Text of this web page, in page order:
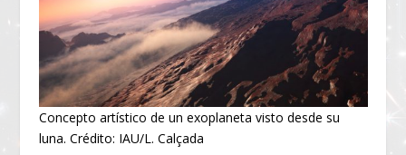
Concepto artístico de un exoplaneta visto desde su
luna. Crédito: IAU/L. Calçada